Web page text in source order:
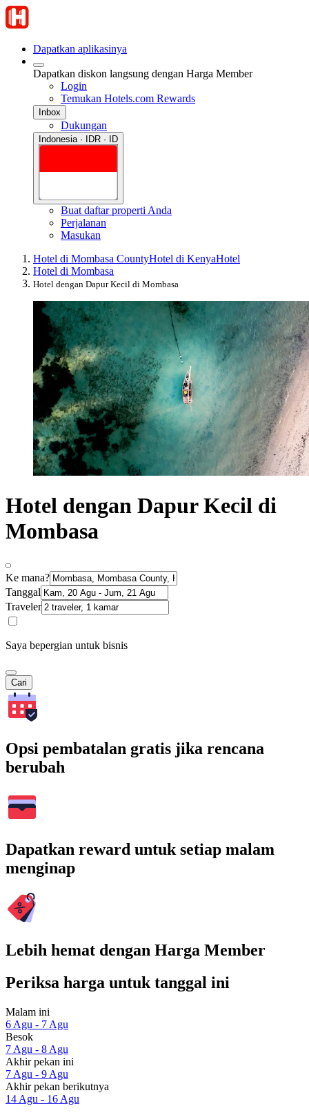
Dapatkan aplikasinya
Dapatkan diskon langsung dengan Harga Member
Login
Temukan Hotels.com Rewards
Inbox
Dukungan
Indonesia · IDR · ID
Buat daftar properti Anda
Perjalanan
Masukan
Hotel di Mombasa CountyHotel di KenyaHotel
Hotel di Mombasa
Hotel dengan Dapur Kecil di Mombasa
Hotel dengan Dapur Kecil di
Mombasa
Ke mana?
Tanggal
Traveler
Saya bepergian untuk bisnis
Cari
Opsi pembatalan gratis jika rencana
berubah
Dapatkan reward untuk setiap malam
menginap
Lebih hemat dengan Harga Member
Periksa harga untuk tanggal ini
Malam ini
6 Agu - 7 Agu
Besok
7 Agu - 8 Agu
Akhir pekan ini
7 Agu - 9 Agu
Akhir pekan berikutnya
14 Agu - 16 Agu